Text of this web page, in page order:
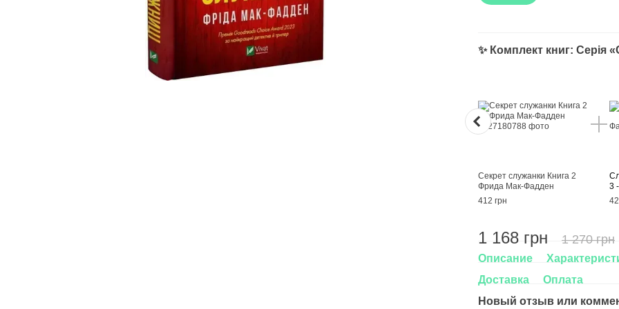
✨ Комплект книг: Серія
Секрет служанки Книга 2
Фрида Мак-Фадден
412 грн
3
1 168 грн 1 270 грн
Описание
Доставка
Оплата
Новый отзыв или